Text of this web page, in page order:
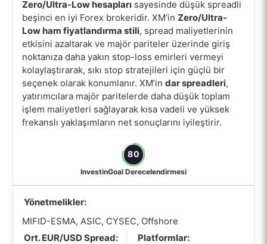
Zero/Ultra-Low hesaplarısayesinde düşük spreadli
beşinci en iyi Forex brokeridir. XM’in Zero/Ultra-
Low ham fiyatlandırma stili, spread maliyetlerinin
etkisini azaltarak ve majör pariteler üzerinde giriş
noktanıza daha yakın stop-loss emirleri vermeyi
kolaylaştırarak, sıkı stop stratejileri için güçlü bir
seçenek olarak konumlanır. XM’in dar spreadleri,
yatırımcılara majör paritelerde daha düşük toplam
işlem maliyetleri sağlayarak kısa vadeli ve yüksek
frekanslı yaklaşımların net sonuçlarını iyileştirir.
80
InvestinGoal Derecelendirmesi
Yönetmelikler:
MIFID-ESMA, ASIC, CYSEC, Offshore
Ort. EUR/USD Spread:
Platformlar: